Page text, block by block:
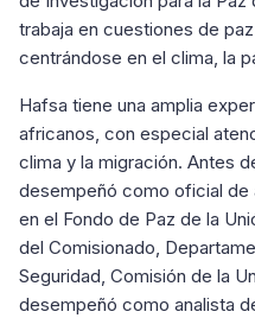
trabaja en cuestiones de
centrándose en el clima, la
Hafsa tiene una amplia
africanos, con especial
clima y la migración. Antes
desempeñó como oficial
en el Fondo de Paz de la
del Comisionado,
Seguridad, Comisión de la
desempeñó como analista